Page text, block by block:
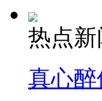
热点新
真心